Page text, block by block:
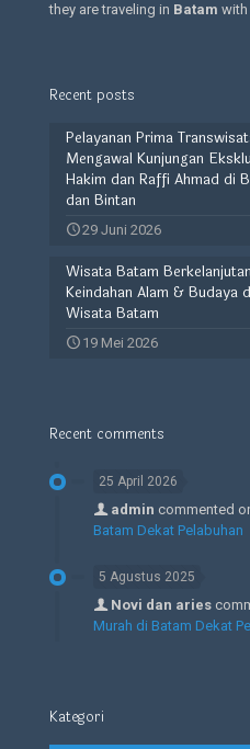
they are traveling in Batam with
Recent posts
Pelayanan Prima
Mengawal Kunjungan
Hakim dan Raffi Ahmad di
dan Bintan
29 Juni 2026
Wisata Batam
Keindahan Alam & Budaya
Wisata Batam
19 Mei 2026
Recent comments
25 April 2026
admin commented
Batam Dekat Pelabuhan
5 Agustus 2025
Novi dan aries
Murah di Batam Dekat
Kategori